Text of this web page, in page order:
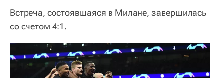
Встреча, состоявшаяся в Милане, завершилась
со счетом 4:1.